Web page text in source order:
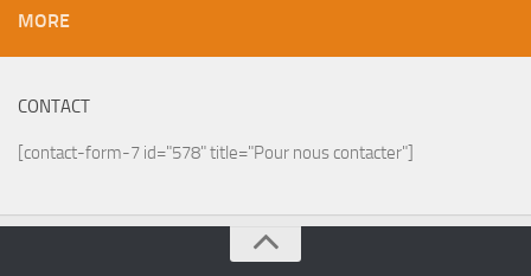
MORE
CONTACT
[contact-form-7 id="578" title="Pour nous contacter"]